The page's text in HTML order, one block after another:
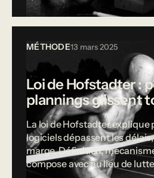
MÉTHODE13 mars 2025
Loi de Hofstadter :
plannings glissent
La loi de Hofstadter explique
logiciels dépassent les
marge. Définition,
compose avec au lieu de